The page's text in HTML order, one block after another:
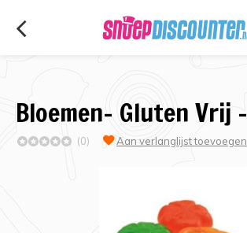
Bloemen- Gluten Vrij -
(0) Aan verlanglijst toevoegen